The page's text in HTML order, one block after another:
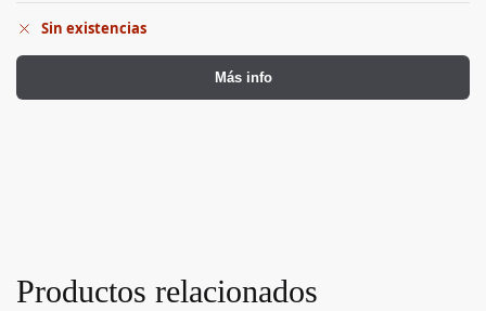
Sin existencias
Más info
Productos relacionados